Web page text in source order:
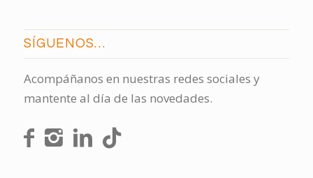
SÍGUENOS…
Acompáñanos en nuestras redes sociales y
mantente al día de las novedades.